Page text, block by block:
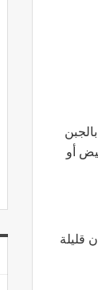
أو
قليلة